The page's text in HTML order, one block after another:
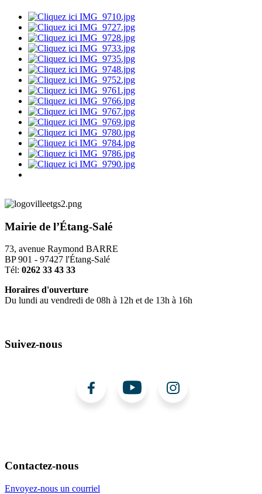
Mairie de l’Étang-Salé
73, avenue Raymond BARRE
BP 901 - 97427 l'Étang-Salé
Tél: 0262 33 43 33
Horaires d'ouverture
Du lundi au vendredi de 08h à 12h et de 13h à 16h
Suivez-nous
Contactez-nous
Envoyez-nous un courriel